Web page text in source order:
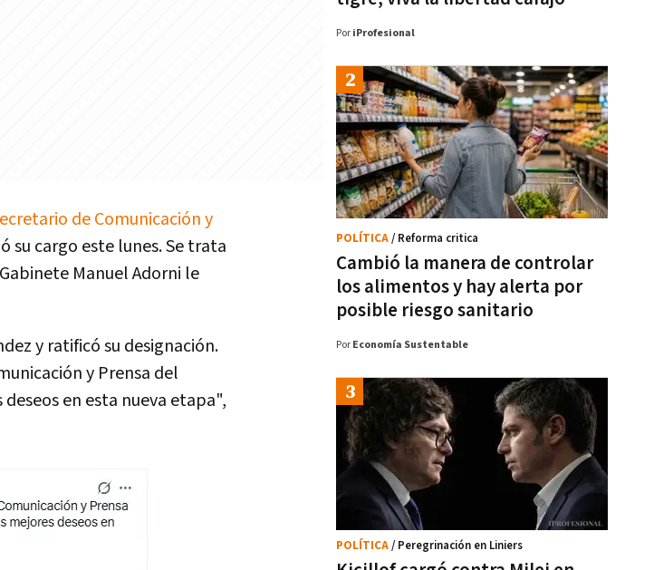
de Comunicación y
su cargo este lunes. Se trata
Manuel Adorni le
y ratificó su designación.
y Prensa del
en esta nueva etapa",
Por iProfesional
Cambió la manera de controlar
los alimentos y hay alerta por
posible riesgo sanitario
POLÍTICA/ Reforma critica
Por Economía Sustentable
POLÍTICA/ Peregrinación en Liniers